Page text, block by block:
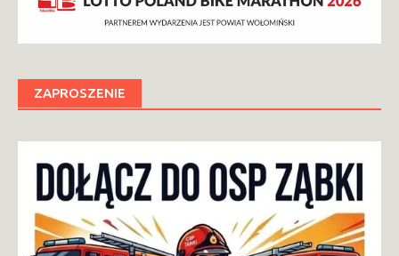
ZAPROSZENIE